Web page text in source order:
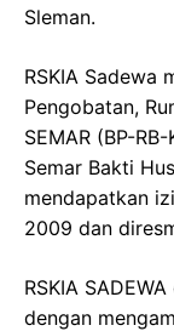
Sleman.
RSKIA Sadewa
Pengobatan,
SEMAR (BP-
Semar Bakti
mendapatkan
2009 dan
RSKIA
dengan